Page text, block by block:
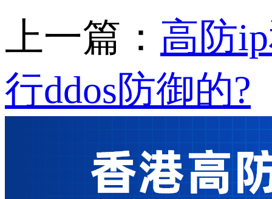
上一篇： 高防
行ddos防御的?